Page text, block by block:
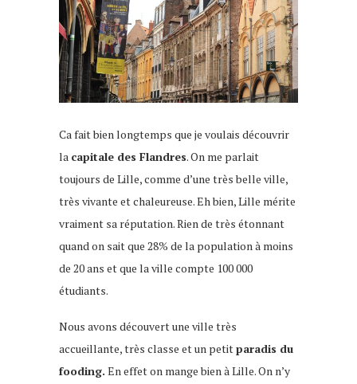
Ca fait bien longtemps que je voulais découvrir
la capitale des Flandres. On me parlait
toujours de Lille, comme d’une très belle ville,
très vivante et chaleureuse. Eh bien, Lille mérite
vraiment sa réputation. Rien de très étonnant
quand on sait que 28% de la population à moins
de 20 ans et que la ville compte 100 000
étudiants.
Nous avons découvert une ville très
accueillante, très classe et un petitparadis du
fooding. En effet on mange bien à Lille. On n’y